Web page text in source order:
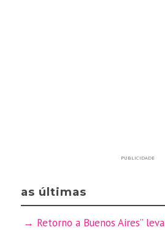
PUBLICIDADE
as últimas
Retorno a Buenos Aires”